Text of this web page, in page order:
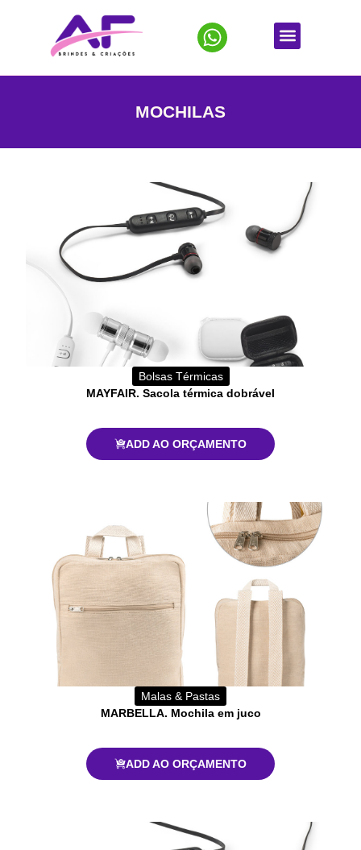
MOCHILAS
Bolsas Térmicas
MAYFAIR. Sacola térmica dobrável
ADD AO ORÇAMENTO
Malas & Pastas
MARBELLA. Mochila em juco
ADD AO ORÇAMENTO